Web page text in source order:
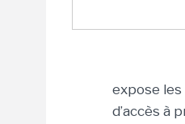
expose
d’accès à